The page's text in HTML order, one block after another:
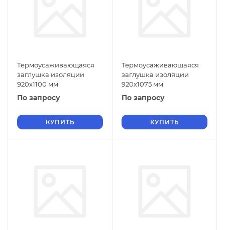
Термоусаживающаяся
заглушка изоляции
920х1100 мм
По запросу
КУПИТЬ
Термоусаживающаяся
заглушка изоляции
920х1075 мм
По запросу
КУПИТЬ